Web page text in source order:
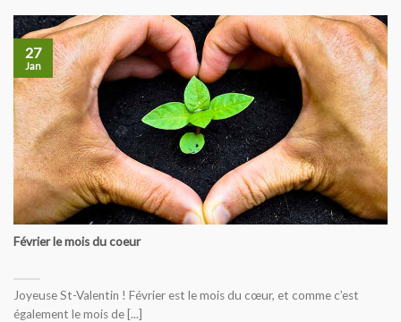
Février le mois du coeur
Joyeuse St-Valentin ! Février est le mois du cœur, et comme c’est
également le mois de [...]
27
Jan